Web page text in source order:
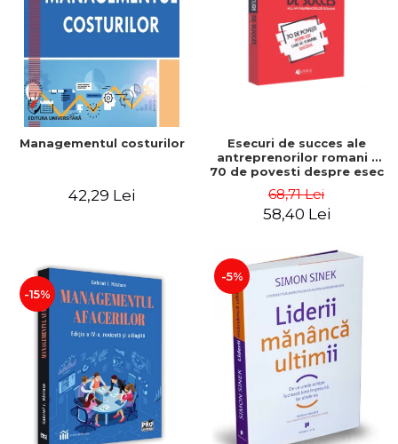
Managementul costurilor
42,29 Lei
Esecuri de succes ale
antreprenorilor romani -
70 de povesti despre esec
68,71 Lei
58,40 Lei
-15%
-5%